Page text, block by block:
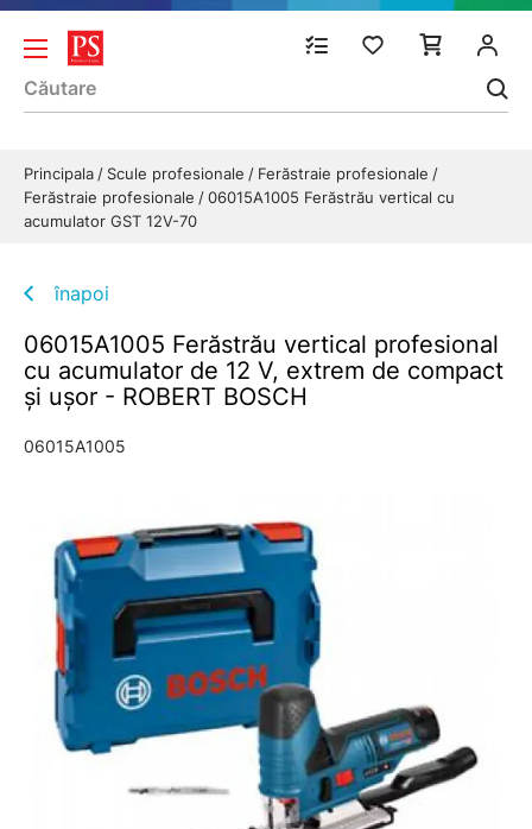
Principala Scule profesionale
Ferăstraie profesionale
Ferăstraie profesionale
06015A1005 Ferăstrău vertical cu
acumulator GST 12V-70
înapoi
06015A1005 Ferăstrău vertical profesional
cu acumulator de 12 V, extrem de compact
şi uşor - ROBERT BOSCH
06015A1005